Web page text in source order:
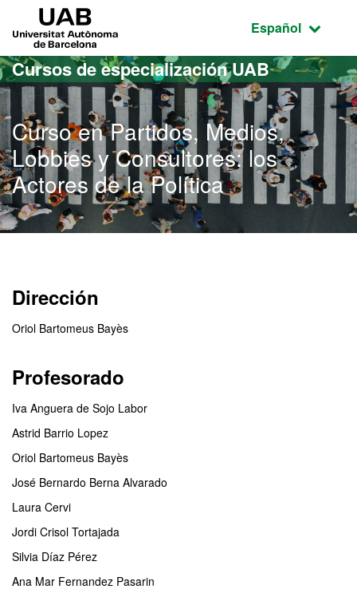
Acceso al contenido principal
Acceso a la navegación de la página
Idioma
Español
Cursos de especialización UAB
Curso en Partidos, Medios,
Lobbies y Consultores: los
Actores de la Política
Dirección
Oriol Bartomeus Bayès
Profesorado
Iva Anguera de Sojo Labor
Astrid Barrio Lopez
Oriol Bartomeus Bayès
José Bernardo Berna Alvarado
Laura Cervi
Jordi Crisol Tortajada
Silvia Díaz Pérez
Ana Mar Fernandez Pasarin